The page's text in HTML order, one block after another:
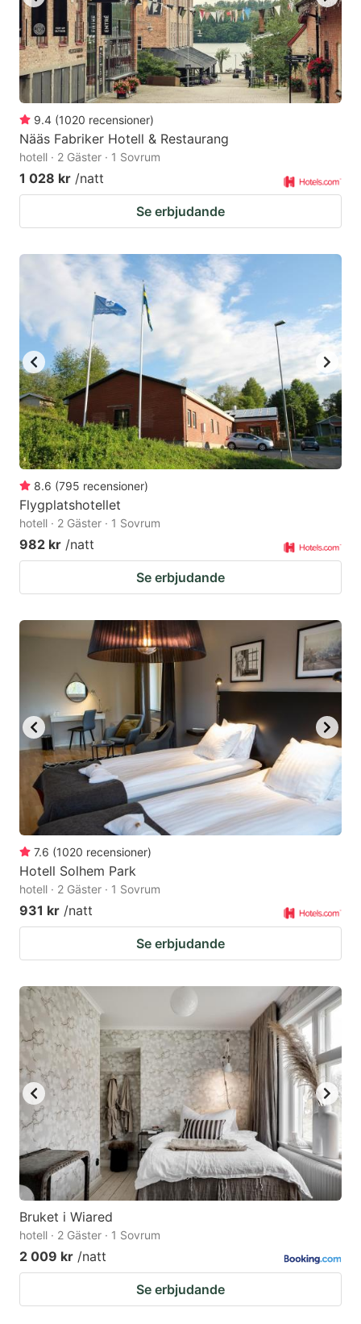
9.4 (1020 recensioner)
Nääs Fabriker Hotell & Restaurang
hotell · 2 Gäster · 1 Sovrum
1 028 kr /natt
Se erbjudande
8.6 (795 recensioner)
Flygplatshotellet
hotell · 2 Gäster · 1 Sovrum
982 kr /natt
Se erbjudande
7.6 (1020 recensioner)
Hotell Solhem Park
hotell · 2 Gäster · 1 Sovrum
931 kr /natt
Se erbjudande
Bruket i Wiared
hotell · 2 Gäster · 1 Sovrum
2 009 kr /natt
Se erbjudande